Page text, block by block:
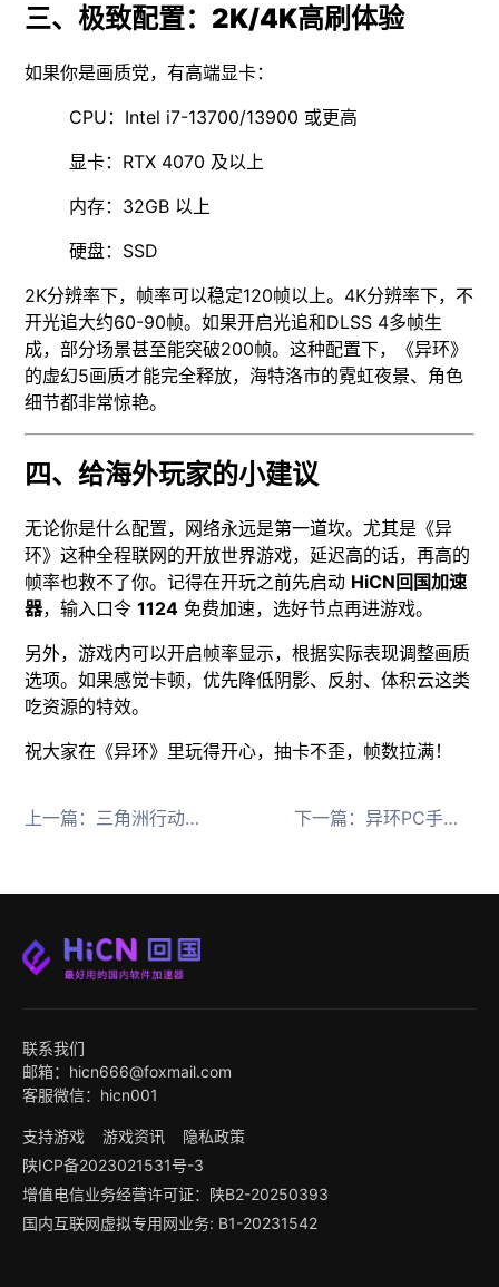
三、极致配置：2K/4K高刷体验
如果你是画质党，有高端显卡：
CPU：Intel i7-13700/13900 或更高
显卡：RTX 4070 及以上
内存：32GB 以上
硬盘：SSD
2K分辨率下，帧率可以稳定120帧以上。4K分辨率下，不
开光追大约60-90帧。如果开启光追和DLSS 4多帧生
成，部分场景甚至能突破200帧。这种配置下，《异环》
的虚幻5画质才能完全释放，海特洛市的霓虹夜景、角色
细节都非常惊艳。
四、给海外玩家的小建议
无论你是什么配置，网络永远是第一道坎。尤其是《异
环》这种全程联网的开放世界游戏，延迟高的话，再高的
帧率也救不了你。记得在开玩之前先启动 HiCN回国加速
器，输入口令1124 免费加速，选好节点再进游戏。
另外，游戏内可以开启帧率显示，根据实际表现调整画质
选项。如果感觉卡顿，优先降低阴影、反射、体积云这类
吃资源的特效。
祝大家在《异环》里玩得开心，抽卡不歪，帧数拉满！
上一篇： 三角洲行动猛攻节开启 海外玩家必备回国加速器 下一篇：异环PC手机互通 海外玩家必备回国加速器
联系我们
邮箱：hicn666@foxmail.com
客服微信：hicn001
支持游戏 游戏资讯
隐私政策
陕ICP备2023021531号-3
增值电信业务经营许可证：陕B2-20250393
国内互联网虚拟专用网业务: B1-20231542